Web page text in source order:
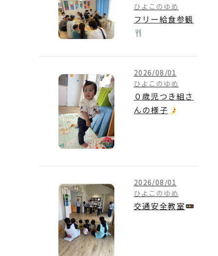
ひよこのゆめ
フリー給食参観
2026/08/01
ひよこのゆめ
０歳児つき組さ
んの様子
2026/08/01
ひよこのゆめ
交通安全教室